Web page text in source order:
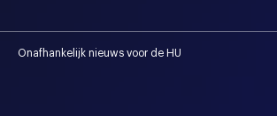
Onafhankelijk nieuws voor de HU